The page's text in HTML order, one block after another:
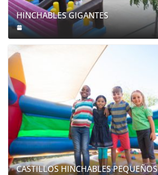
HINCHABLES GIGANTES
CASTILLOS HINCHABLES PEQUEÑOS